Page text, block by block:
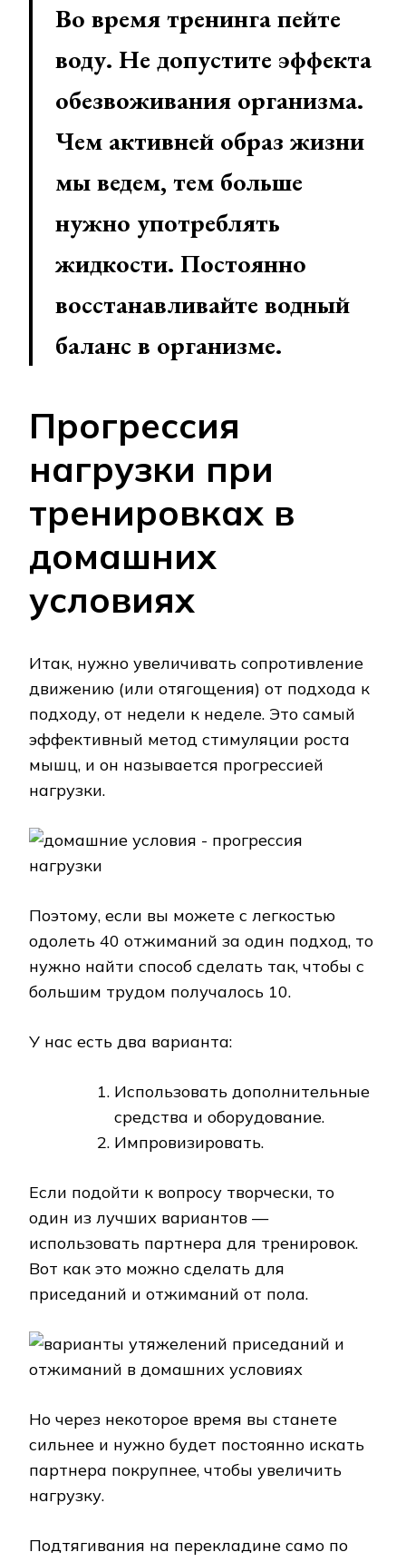
Во время тренинга пейте
воду. Не допустите эффекта
обезвоживания организма.
Чем активней образ жизни
мы ведем, тем больше
нужно употреблять
жидкости. Постоянно
восстанавливайте водный
баланс в организме.
Прогрессия
нагрузки при
тренировках в
домашних
условиях
Итак, нужно увеличивать сопротивление
движению (или отягощения) от подхода к
подходу, от недели к неделе. Это самый
эффективный метод стимуляции роста
мышц, и он называется прогрессией
нагрузки.
Поэтому, если вы можете с легкостью
одолеть 40 отжиманий за один подход, то
нужно найти способ сделать так, чтобы с
большим трудом получалось 10.
У нас есть два варианта:
Использовать дополнительные
средства и оборудование.
Импровизировать.
Если подойти к вопросу творчески, то
один из лучших вариантов —
использовать партнера для тренировок.
Вот как это можно сделать для
приседаний и отжиманий от пола.
Но через некоторое время вы станете
сильнее и нужно будет постоянно искать
партнера покрупнее, чтобы увеличить
нагрузку.
Подтягивания на перекладине само по